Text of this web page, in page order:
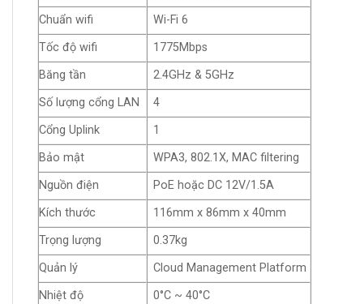
Chuẩn wifi
Wi-Fi 6
Tốc độ wifi
1775Mbps
Băng tần
2.4GHz & 5GHz
Số lượng cổng LAN
4
Cổng Uplink
1
Bảo mật
WPA3, 802.1X, MAC filtering
Nguồn điện
PoE hoặc DC 12V/1.5A
Kích thước
116mm x 86mm x 40mm
Trọng lượng
0.37kg
Quản lý
Cloud Management Platform
Nhiệt độ
0°C ~ 40°C